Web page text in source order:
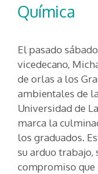
Química
El pasado
vicedecano,
de orlas a los
ambientales de
Universidad de
marca la
los graduados.
su arduo trabajo,
compromiso que